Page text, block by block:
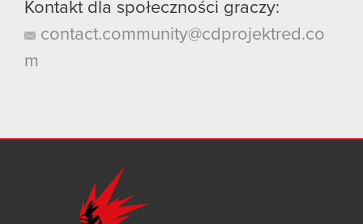
Kontakt dla społeczności graczy:
contact.community@cdprojektred.co
m